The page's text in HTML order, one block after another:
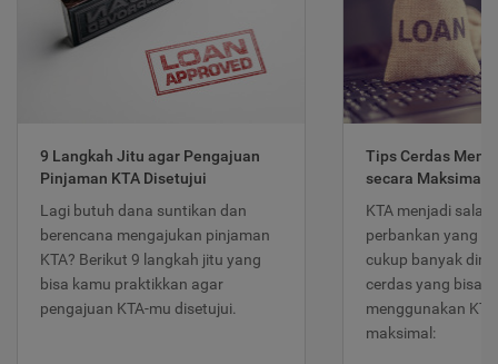
9 Langkah Jitu agar Pengajuan
Pinjaman KTA Disetujui
Lagi butuh dana suntikan dan
berencana mengajukan pinjaman
KTA? Berikut 9 langkah jitu yang
bisa kamu praktikkan agar
pengajuan KTA-mu disetujui.
Tips Cerdas
secara Maksimal
KTA menjadi
perbankan yang
cukup banyak
cerdas yang bisa
menggunakan
maksimal: